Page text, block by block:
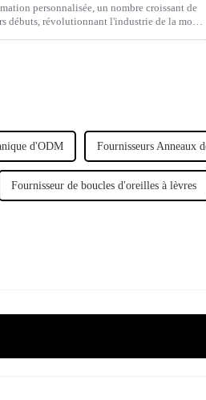
personnalisée, un nombre croissant de
débuts, révolutionnant l'industrie de la mode.
d'ODM Fournisseurs Anneaux
Fournisseur de boucles d'oreilles à lèvres